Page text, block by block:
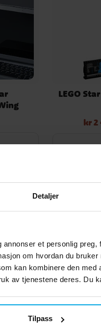
Detaljer
et personlig
om hvordan du
kan kombinere den
av tjenestene deres. Du
Tilpass
LEGO
kr